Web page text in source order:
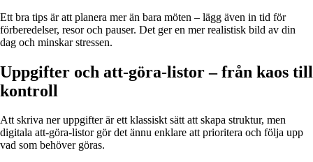
Ett bra tips är att planera mer än bara möten – lägg även in tid för
förberedelser, resor och pauser. Det ger en mer realistisk bild av din
dag och minskar stressen.
Uppgifter och att-göra-listor – från kaos till
kontroll
Att skriva ner uppgifter är ett klassiskt sätt att skapa struktur, men
digitala att-göra-listor gör det ännu enklare att prioritera och följa upp
vad som behöver göras.